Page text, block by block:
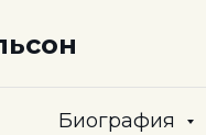
Биография